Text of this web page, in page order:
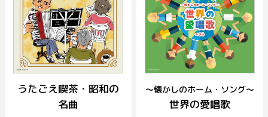
うたごえ喫茶・昭和の
名曲
～懐かしのホーム・ソング～
世界の愛唱歌